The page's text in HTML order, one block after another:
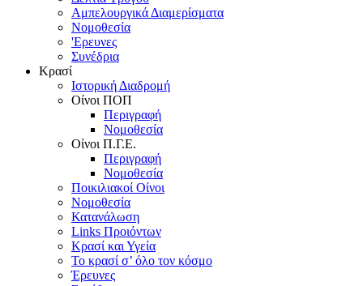
Αμπελουργικά Διαμερίσματα
Nομοθεσία
'Eρευνες
Συνέδρια
Κρασί
Iστορική Διαδρομή
Oίνοι ΠOΠ
Περιγραφή
Nομοθεσία
Oίνοι Π.Γ.E.
Περιγραφή
Νομοθεσία
Ποικιλιακοί Oίνοι
Nομοθεσία
Κατανάλωση
Links Προιόντων
Κρασί και Υγεία
To κρασί σ’ όλο τον κόσμο
Έρευνες